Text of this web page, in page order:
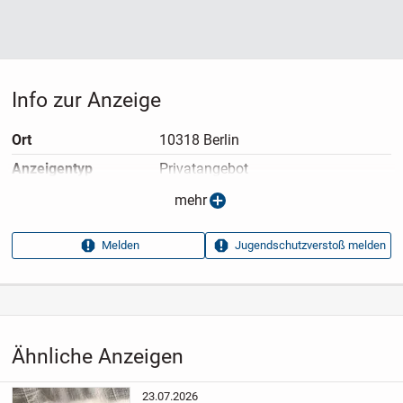
Ähnliche Anzeigen
23.07.2026
Info zur Anzeige
Ort
10318 Berlin
Anzeigen­typ
Privatangebot
08.07.2026
Anzeigen­kennung
a5cf8f19
Aufrufe dieser
114
mehr
Melden Jugendschutzverstoß melden